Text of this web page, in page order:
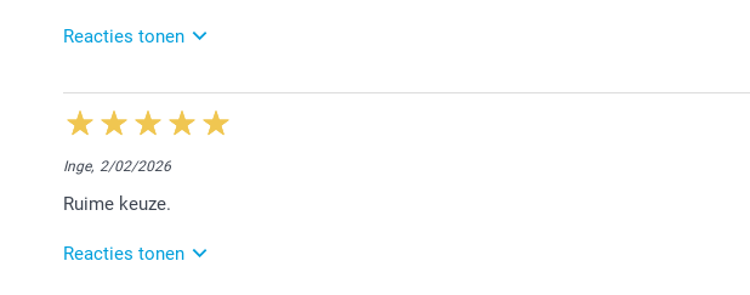
Reacties tonen
4/06/2026
11:43
Beste Ine,
verwelkomen.
Hartelijke groet!
Inge, 2/02/2026
Ruime keuze.
Reacties tonen